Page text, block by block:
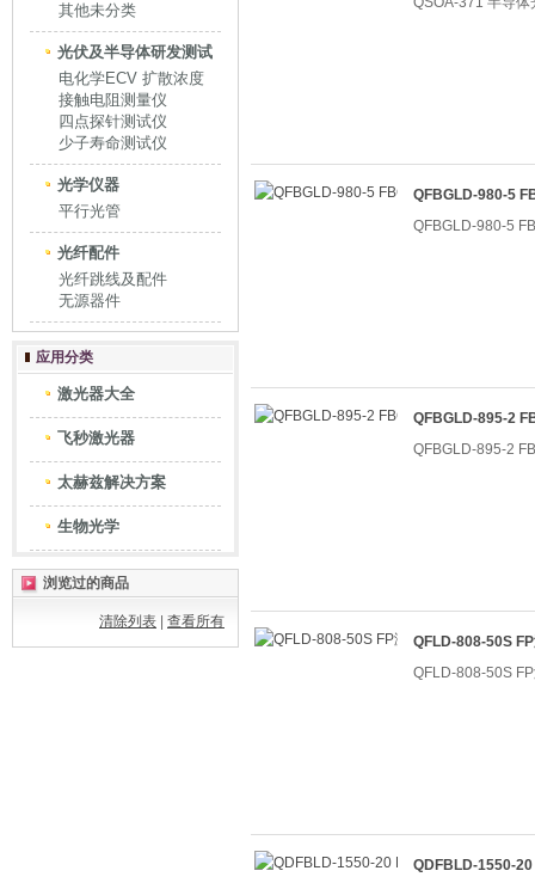
其他未分类
光伏及半导体研发测试
电化学ECV 扩散浓度
接触电阻测量仪
四点探针测试仪
少子寿命测试仪
光学仪器
平行光管
光纤配件
光纤跳线及配件
无源器件
应用分类
激光器大全
飞秒激光器
太赫兹解决方案
生物光学
浏览过的商品
清除列表 查看所有
QFBGLD-980-5
QFBGLD-980-5
QFBGLD-895-2
QFBGLD-895-2
QFLD-808-50S
QFLD-808-50S
QDFBLD-1550-